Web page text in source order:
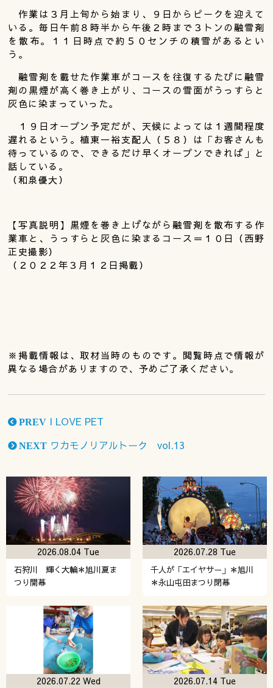
作業は３月上旬から始まり、９日からピークを迎えて
いる。毎日午前８時半から午後２時まで３トンの融雪剤
を散布。１１日時点で約５０センチの積雪があるとい
う。
融雪剤を載せた作業車がコースを往復するたびに融雪
剤の黒煙が高く巻き上がり、コースの雪面がうっすらと
灰色に染まっていった。
１９日オープン予定だが、天候によっては１週間程度
遅れるという。植東一裕支配人（５８）は「お客さんも
待っているので、できるだけ早くオープンできれば」と
話している。
（和泉優大）
【写真説明】黒煙を巻き上げながら融雪剤を散布する作
業車と、うっすらと灰色に染まるコース＝１０日（西野
正史撮影）
（２０２２年３月１２日掲載）
※掲載情報は、取材当時のものです。閲覧時点で情報が
異なる場合がありますので、予めご了承ください。
PREV I LOVE PET
NEXT ワカモノリアルトーク vol.13
石狩川 輝く大輪＊旭川夏ま
つり開幕
2026.08.04 Tue
千人が「エイヤサー」＊旭川
＊永山屯田まつり閉幕
2026.07.28 Tue
2026.07.22 Wed 2026.07.14 Tue